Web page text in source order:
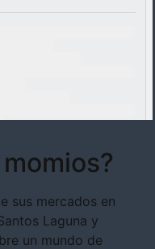
sus mercados en
Laguna y
un mundo de